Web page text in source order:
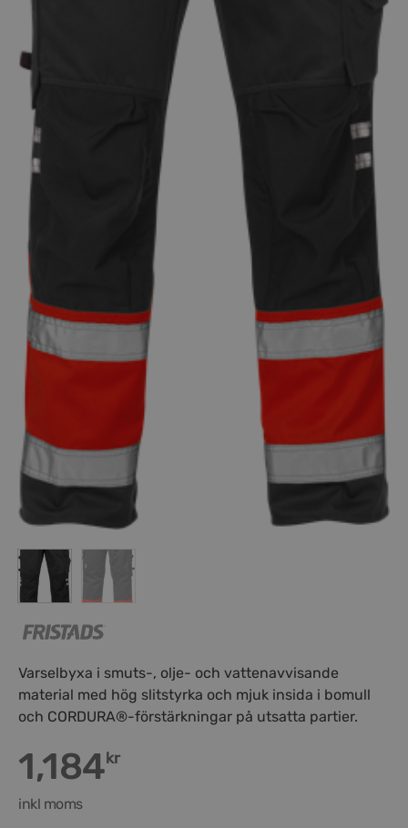
Varselbyxa i smuts-, olje- och vattenavvisande
material med hög slitstyrka och mjuk insida i bomull
och CORDURA®-förstärkningar på utsatta partier.
1,184kr
inkl moms